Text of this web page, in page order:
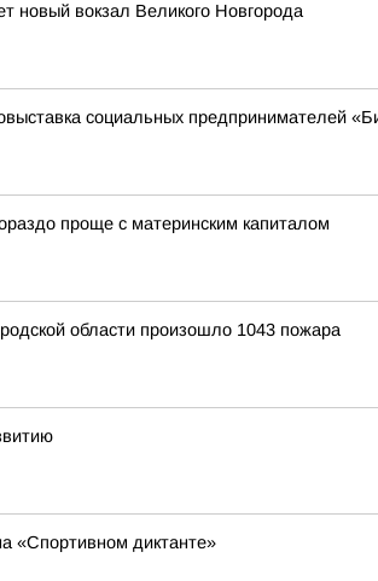
новый вокзал Великого Новгорода
социальных предпринимателей
проще с материнским капиталом
области произошло 1043 пожара
«Спортивном диктанте»